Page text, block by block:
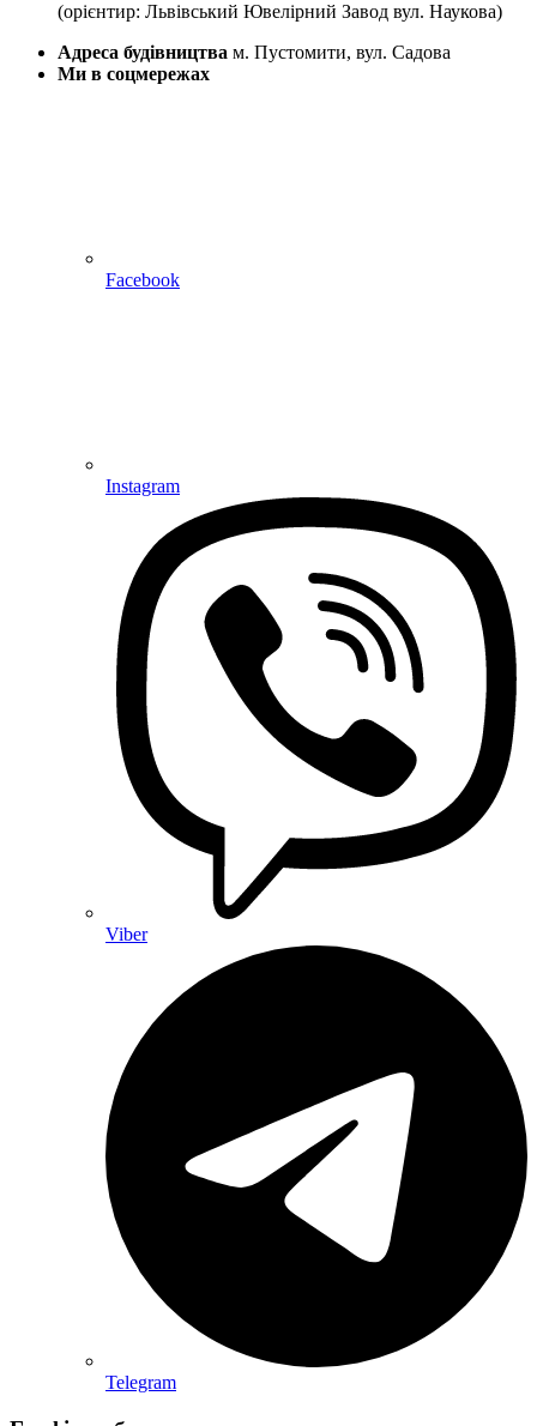
(орієнтир: Львівський Ювелірний Завод вул. Наукова)
Адреса будівництва м. Пустомити, вул. Садова
Ми в соцмережах
Facebook
Instagram
Viber
Telegram